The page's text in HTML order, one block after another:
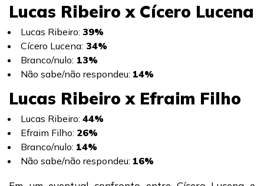
Lucas Ribeiro x Cícero Lucena
Lucas Ribeiro: 39%
Cícero Lucena: 34%
Branco/nulo: 13%
Não sabe/não respondeu: 14%
Lucas Ribeiro x Efraim Filho
Lucas Ribeiro: 44%
Efraim Filho: 26%
Branco/nulo: 14%
Não sabe/não respondeu: 16%